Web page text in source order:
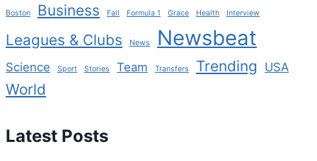
Boston Business Fall Formula 1 Grace Health Interview
Leagues & Clubs News Newsbeat
Science Sport Stories Team Transfers Trending USA
World
Latest Posts